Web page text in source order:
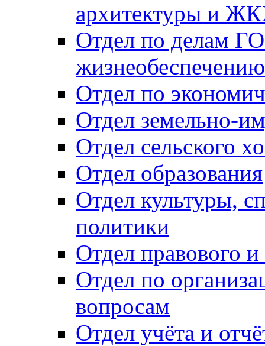
архитектуры и
Отдел по делам
Отдел по
Отдел земельно-
Отдел сельского
Отдел образования
Отдел культуры,
политики
Отдел правового
Отдел по
вопросам
Отдел учёта и